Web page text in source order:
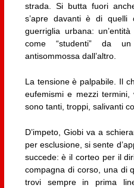
strada. Si butta fuori
s’apre davanti è di
guerriglia urbana:
come “studenti” da
antisommossa dall’altro.
La tensione è palpabile. Il
eufemismi e mezzi
sono tanti, troppi, salivanti
D’impeto, Giobi va a
per esclusione, si sente
succede: è il corteo per il
compagna di corso, una di
trovi sempre in prima